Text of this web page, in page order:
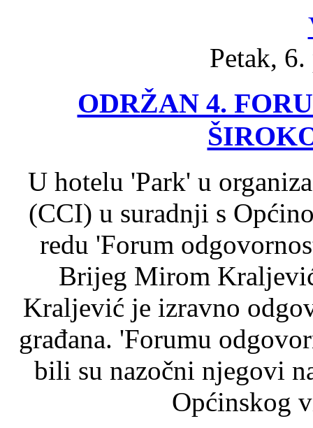
Petak,
ODRŽAN 4.
U hotelu 'Park' u
(CCI) u suradnji s
redu 'Forum
Brijeg Mirom
Kraljević je izravno
građana. 'Forumu
bili su nazočni njegovi
Općinskog